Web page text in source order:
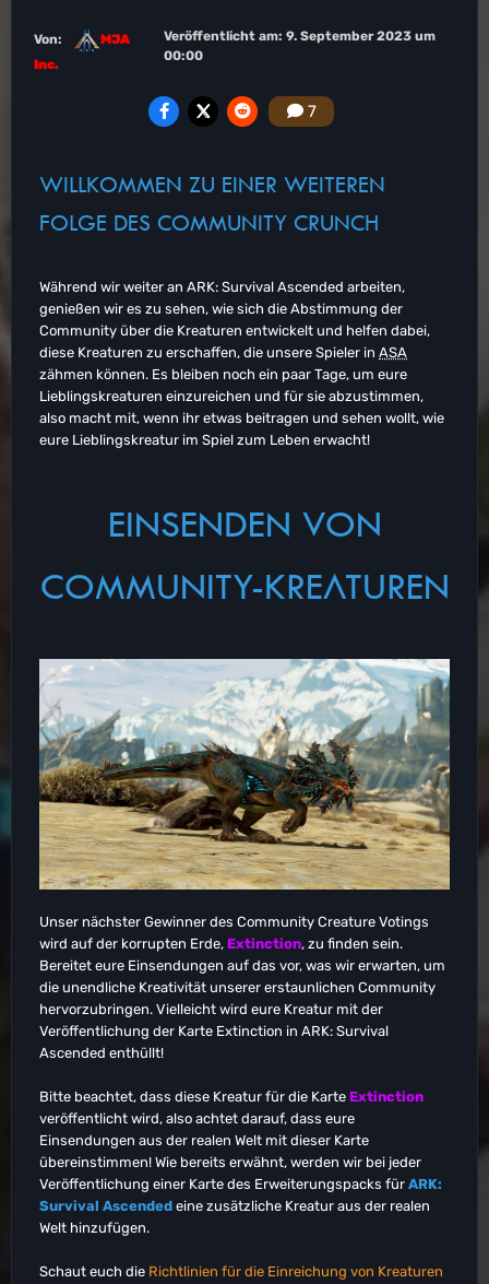
Von:
MJA
Inc.
Veröffentlicht am: 9. September 2023 um
00:00
7
WILLKOMMEN ZU EINER WEITEREN
FOLGE DES COMMUNITY CRUNCH
Während wir weiter an ARK: Survival Ascended arbeiten,
genießen wir es zu sehen, wie sich die Abstimmung der
Community über die Kreaturen entwickelt und helfen dabei,
diese Kreaturen zu erschaffen, die unsere Spieler in ASA
zähmen können. Es bleiben noch ein paar Tage, um eure
Lieblingskreaturen einzureichen und für sie abzustimmen,
also macht mit, wenn ihr etwas beitragen und sehen wollt, wie
eure Lieblingskreatur im Spiel zum Leben erwacht!
EINSENDEN VON
COMMUNITY-KREATUREN
Unser nächster Gewinner des Community Creature Votings
wird auf der korrupten Erde, Extinction, zu finden sein.
Bereitet eure Einsendungen auf das vor, was wir erwarten, um
die unendliche Kreativität unserer erstaunlichen Community
hervorzubringen. Vielleicht wird eure Kreatur mit der
Veröffentlichung der Karte Extinction in ARK: Survival
Ascended enthüllt!
Bitte beachtet, dass diese Kreatur für die Karte Extinction
veröffentlicht wird, also achtet darauf, dass eure
Einsendungen aus der realen Welt mit dieser Karte
übereinstimmen! Wie bereits erwähnt, werden wir bei jeder
Veröffentlichung einer Karte des Erweiterungspacks für ARK:
Survival Ascended eine zusätzliche Kreatur aus der realen
Welt hinzufügen.
Schaut euch die Richtlinien für die Einreichung von Kreaturen